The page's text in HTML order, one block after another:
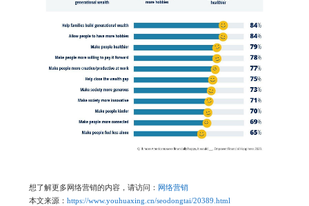
想了解更多网络营销的内容，请访问： 网络营销
本文来源： https://www.youhuaxing.cn/seodongtai/20389.html